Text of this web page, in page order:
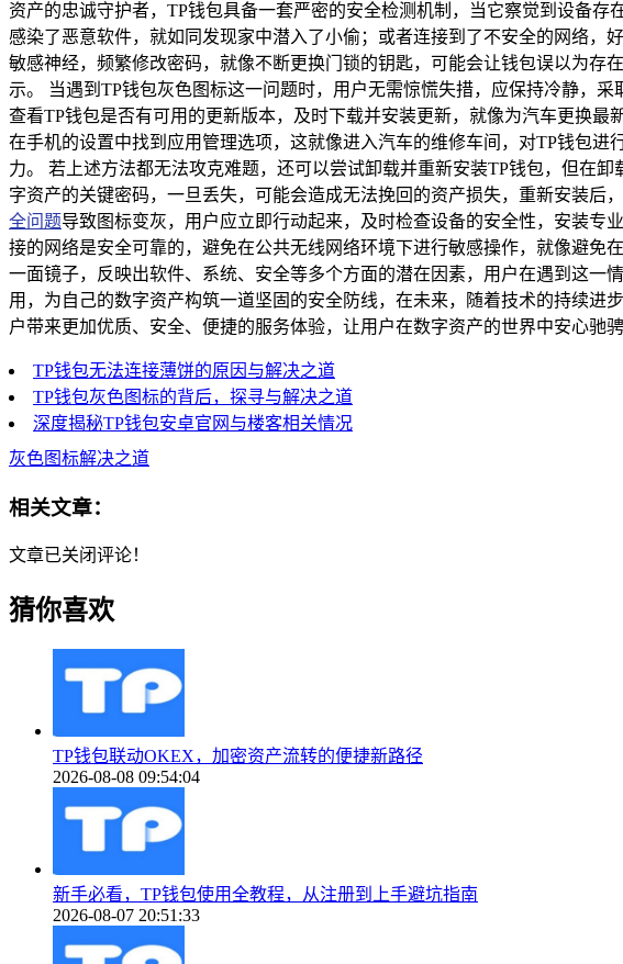
资产的忠诚守护者，TP钱包具备一套严密的安全检测机制，当它察觉到设备
感染了恶意软件，就如同发现家中潜入了小偷；或者连接到了不安全的网络
敏感神经，频繁修改密码，就像不断更换门锁的钥匙，可能会让钱包误以为
示。 当遇到TP钱包灰色图标这一问题时，用户无需惊慌失措，应保持冷静，
查看TP钱包是否有可用的更新版本，及时下载并安装更新，就像为汽车更换
在手机的设置中找到应用管理选项，这就像进入汽车的维修车间，对TP钱包
力。 若上述方法都无法攻克难题，还可以尝试卸载并重新安装TP钱包，但在
字资产的关键密码，一旦丢失，可能会造成无法挽回的资产损失，重新安装
全问题导致图标变灰，用户应立即行动起来，及时检查设备的安全性，安装
接的网络是安全可靠的，避免在公共无线网络环境下进行敏感操作，就像避免
一面镜子，反映出软件、系统、安全等多个方面的潜在因素，用户在遇到这
用，为自己的数字资产构筑一道坚固的安全防线，在未来，随着技术的持续进
户带来更加优质、安全、便捷的服务体验，让用户在数字资产的世界中安心驰骋
TP钱包无法连接薄饼的原因与解决之道
TP钱包灰色图标的背后，探寻与解决之道
深度揭秘TP钱包安卓官网与楼客相关情况
灰色图标解决之道
相关文章：
文章已关闭评论！
猜你喜欢
TP钱包联动OKEX，加密资产流转的便捷新路径
2026-08-08 09:54:04
新手必看，TP钱包使用全教程，从注册到上手避坑指南
2026-08-07 20:51:33